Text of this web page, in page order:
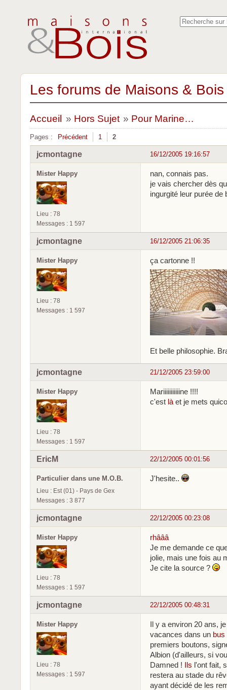
Les forums de Maisons &
Accueil » Hors Sujet » Pour Marine…
Pages : Précédent 1 2
16/12/2005 19:16:57
jcmontagne
Mister Happy
Lieu : 78
Messages : 1 597
nan, connais pas.
je vais chercher dès
ingurgité leur purée de
16/12/2005 21:06:35
jcmontagne
Mister Happy
Lieu : 78
Messages : 1 597
ça cartonne !!
Et belle philosophie.
21/12/2005 23:59:00
jcmontagne
Mister Happy
Lieu : 78
Messages : 1 597
Mariiiiiiiiiiine !!!!
c'est là et je mets
22/12/2005 00:01:56
EricM
Particulier dans une M.O.B.
Lieu : Est (01) - Pays de Gex
Messages : 3 877
J'hesite..
22/12/2005 00:23:08
jcmontagne
Mister Happy
Lieu : 78
Messages : 1 597
rhâââ
Je me demande ce
jolie, mais une fois au
Je cite la source ?
22/12/2005 00:48:31
jcmontagne
Mister Happy
Lieu : 78
Messages : 1 597
Il y a environ 20 ans,
vacances dans un bus
premiers boutons,
Albion (d'ailleurs, si
Damned ! Ils l'ont fait,
restera au stade du
ayant décidé de les